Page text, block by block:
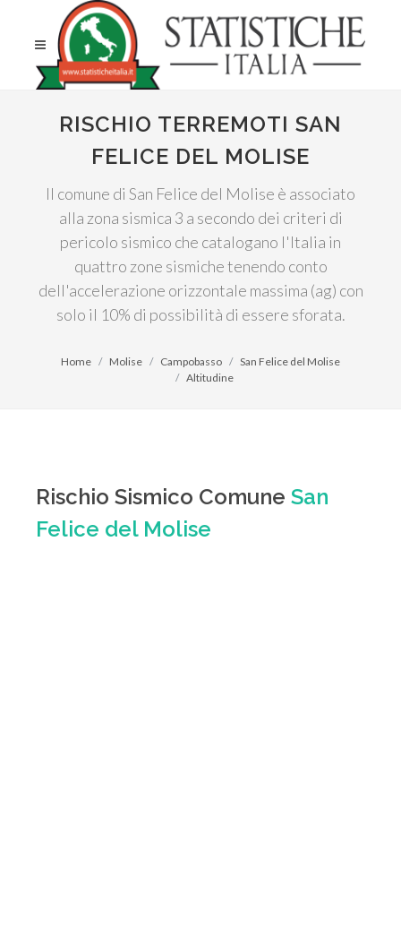
RISCHIO TERREMOTI SAN
FELICE DEL MOLISE
Il comune di San Felice del Molise è associato
alla zona sismica 3 a secondo dei criteri di
pericolo sismico che catalogano l'Italia in
quattro zone sismiche tenendo conto
dell'accelerazione orizzontale massima (ag) con
solo il 10% di possibilità di essere sforata.
Home Molise Campobasso
San Felice del Molise
Altitudine
Rischio Sismico Comune San
Felice del Molise